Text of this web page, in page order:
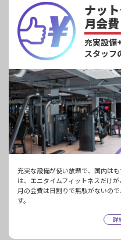
ナッ
月会費
充実設備+
スタッフ
充実な設備が使い放題で、国内は
は、エニタイムフィットネスだけ
月の会費は日割りで無駄がないの
す。
詳